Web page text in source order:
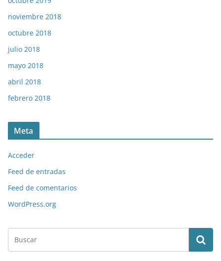
noviembre 2018
octubre 2018
julio 2018
mayo 2018
abril 2018
febrero 2018
Meta
Acceder
Feed de entradas
Feed de comentarios
WordPress.org